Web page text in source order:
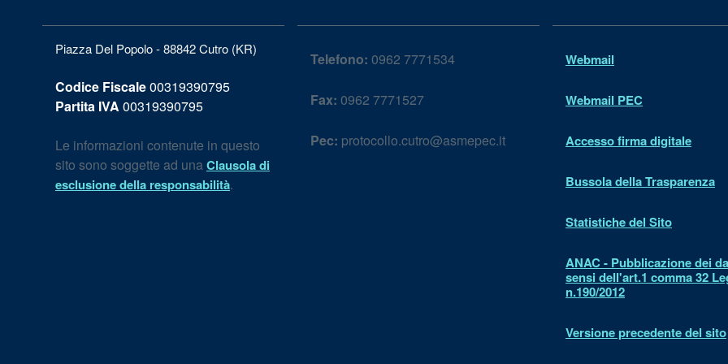
Piazza Del Popolo - 88842 Cutro (KR)
Codice Fiscale00319390795
Partita IVA 00319390795
Le informazioni contenute in questo
sito sono soggette ad unaClausola di
esclusione della responsabilità.
Telefono: 0962 7771534
Fax: 0962 7771527
Pec: protocollo.cutro@asmepec.it
Webmail
Webmail PEC
Accesso firma digitale
Bussola della Trasparenza
Statistiche del Sito
ANAC - Pubblicazione dei
sensi dell'art.1 comma 32
n.190/2012
Versione precedente del sito